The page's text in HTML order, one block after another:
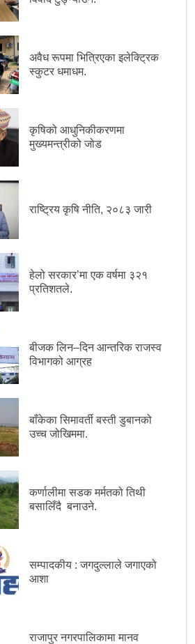
अवैध रूपमा भित्रिएका इलेक्ट्रिक
स्कुटर धमाधम.
कृषिको आधुनिकीकरणमा
मुख्यमन्त्रीको जोड
राष्ट्रिय कृषि नीति, २०८३ जारी
हेलो सरकार’मा एक वर्षमा ३२१
प्रतिशतले.
बीजक लिन–दिन आन्तरिक राजस्व
विभागको आग्रह
बाँकेका सिमावर्ती बस्ती डुबानको
उच्च जोखिममा.
कर्णालीमा सडक मर्मतको तिथी
बसालिँदै बनाउने.
सम्पादकीय : जगदुल्लाले जगाएको
आशा
राजापुर नगरपालिकामा मानव